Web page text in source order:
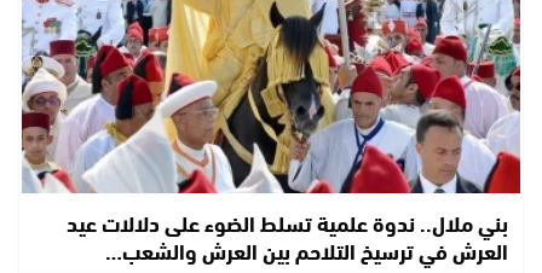
بني ملال.. ندوة علمية تسلط الضوء على دلالات عيد
العرش في ترسيخ التلاحم بين العرش والشعب…